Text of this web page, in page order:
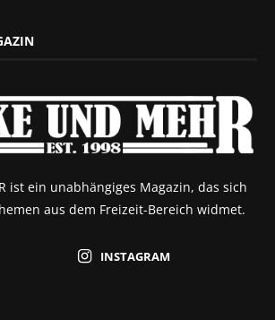
ist ein unabhängiges Magazin, das sich
aus dem Freizeit-Bereich widmet.
INSTAGRAM